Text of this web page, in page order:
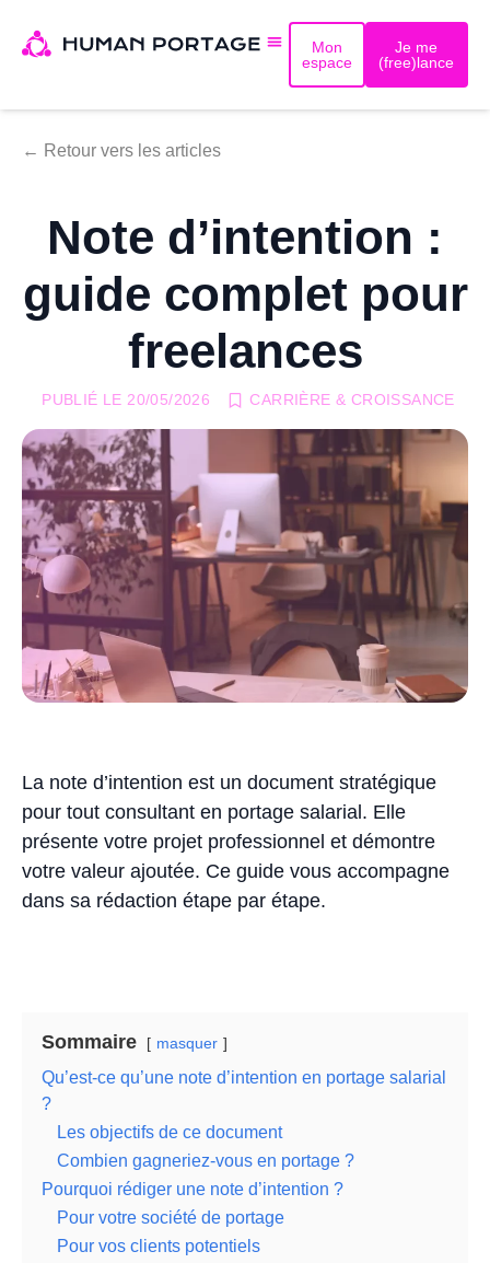
Mon
espace
Je me
(free)lance
← Retour vers les articles
Note d’intention :
guide complet pour
freelances
PUBLIÉ LE 20/05/2026 CARRIÈRE & CROISSANCE
La note d’intention est un document stratégique
pour tout consultant en portage salarial. Elle
présente votre projet professionnel et démontre
votre valeur ajoutée. Ce guide vous accompagne
dans sa rédaction étape par étape.
Sommaire masquer
Qu’est-ce qu’une note d’intention en portage salarial
?
Les objectifs de ce document
Combien gagneriez-vous en portage ?
Pourquoi rédiger une note d’intention ?
Pour votre société de portage
Pour vos clients potentiels